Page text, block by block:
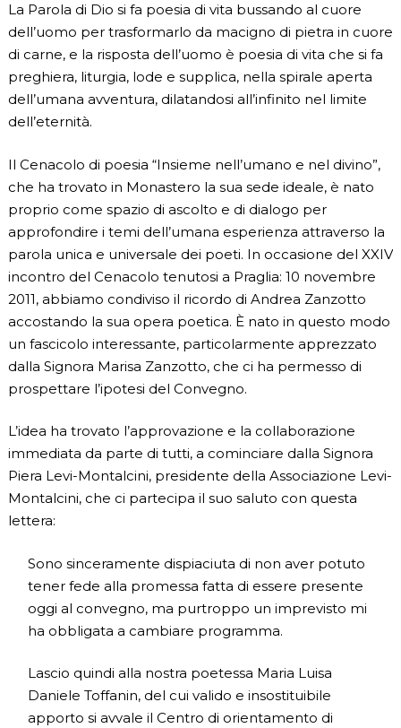
La Parola di Dio si fa poesia di vita bussando al cuore
dell’uomo per trasformarlo da macigno di pietra in cuore
di carne, e la risposta dell’uomo è poesia di vita che si fa
preghiera, liturgia, lode e supplica, nella spirale aperta
dell’umana avventura, dilatandosi all’infinito nel limite
dell’eternità.
Il Cenacolo di poesia “Insieme nell’umano e nel divino”,
che ha trovato in Monastero la sua sede ideale, è nato
proprio come spazio di ascolto e di dialogo per
approfondire i temi dell’umana esperienza attraverso la
parola unica e universale dei poeti. In occasione del XXIV
incontro del Cenacolo tenutosi a Praglia: 10 novembre
2011, abbiamo condiviso il ricordo di Andrea Zanzotto
accostando la sua opera poetica. È nato in questo modo
un fascicolo interessante, particolarmente apprezzato
dalla Signora Marisa Zanzotto, che ci ha permesso di
prospettare l’ipotesi del Convegno.
L’idea ha trovato l’approvazione e la collaborazione
immediata da parte di tutti, a cominciare dalla Signora
Piera Levi-Montalcini, presidente della Associazione Levi-
Montalcini, che ci partecipa il suo saluto con questa
lettera:
Sono sinceramente dispiaciuta di non aver potuto
tener fede alla promessa fatta di essere presente
oggi al convegno, ma purtroppo un imprevisto mi
ha obbligata a cambiare programma.
Lascio quindi alla nostra poetessa Maria Luisa
Daniele Toffanin, del cui valido e insostituibile
apporto si avvale il Centro di orientamento di